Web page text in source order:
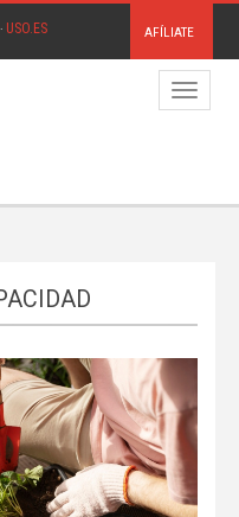
· USO.ES AFÍLIATE
Menú